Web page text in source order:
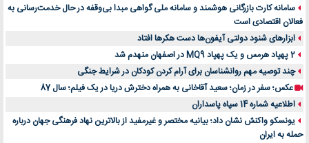
سامانه کارت بازرگانی هوشمند و سامانه ملی گواهی مبدا بی‌وقفه در حال خدمت‌رسانی به
فعالان اقتصادی است
ابزارهای شنود دولتی آیفون‌ها دست هکرها افتاد
2 پهپاد هرمس و یک پهپاد MQ9 در اصفهان منهدم شد
چند توصیه مهم روانشناسان برای آرام کردن کودکان در شرایط جنگی
عکس؛ سفر در زمان؛ سعید آقاخانی به همراه دخترش دریا در یک فیلم؛ سال 87
اطلاعیه شماره 14 سپاه پاسداران
یونسکو واکنش نشان داد؛ بیانیه مختصر و غیرمفید از بالاترین نهاد فرهنگی جهان درباره
حمله به ایران